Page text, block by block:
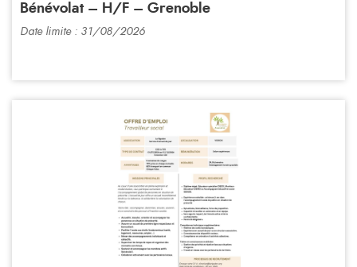
Bénévolat – H/F – Grenoble
Date limite : 31/08/2026